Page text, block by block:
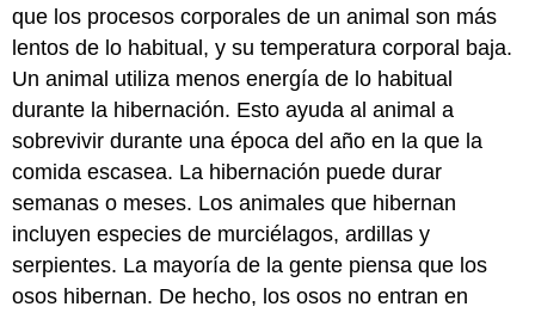
que los procesos corporales de un animal son más
lentos de lo habitual, y su temperatura corporal baja.
Un animal utiliza menos energía de lo habitual
durante la hibernación. Esto ayuda al animal a
sobrevivir durante una época del año en la que la
comida escasea. La hibernación puede durar
semanas o meses. Los animales que hibernan
incluyen especies de murciélagos, ardillas y
serpientes. La mayoría de la gente piensa que los
osos hibernan. De hecho, los osos no entran en